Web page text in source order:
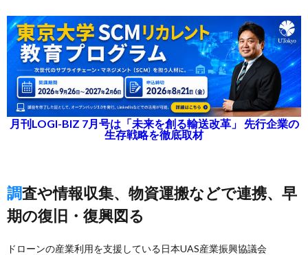
月刊LOGI-BIZ 7月号は「未来を創る輸送改革」 先行企業の
生存戦略を徹底取材
調査や情報収集、物資運搬などで連携、早
期の復旧・復興図る
ドローンの産業利用を支援している日本UAS産業振興協議会